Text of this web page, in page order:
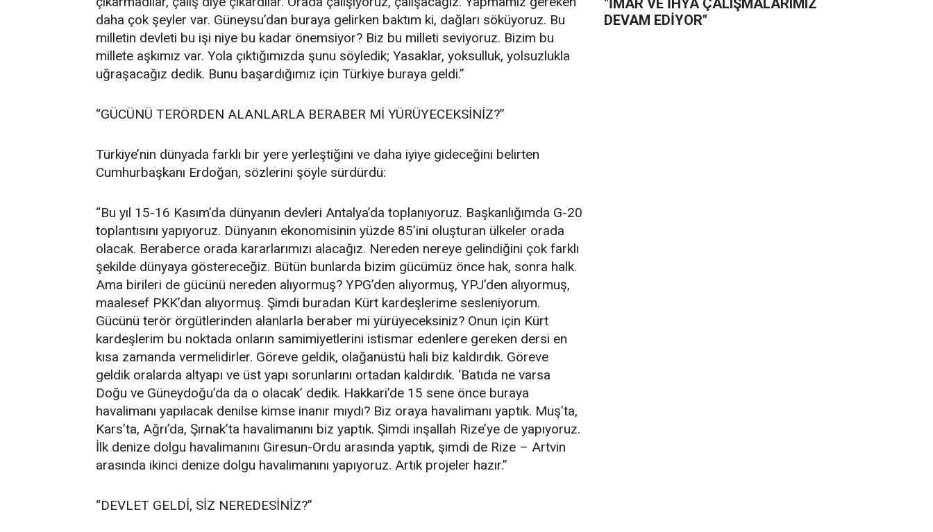
daha çok şeyler var. Güneysu’dan buraya gelirken baktım ki, dağları söküyoruz. Bu
milletin devleti bu işi niye bu kadar önemsiyor? Biz bu milleti seviyoruz. Bizim bu
millete aşkımız var. Yola çıktığımızda şunu söyledik; Yasaklar, yoksulluk, yolsuzlukla
uğraşacağız dedik. Bunu başardığımız için Türkiye buraya geldi.”
“GÜCÜNÜ TERÖRDEN ALANLARLA BERABER Mİ YÜRÜYECEKSİNİZ?”
Türkiye’nin dünyada farklı bir yere yerleştiğini ve daha iyiye gideceğini belirten
Cumhurbaşkanı Erdoğan, sözlerini şöyle sürdürdü:
“Bu yıl 15-16 Kasım’da dünyanın devleri Antalya’da toplanıyoruz. Başkanlığımda G-20
toplantısını yapıyoruz. Dünyanın ekonomisinin yüzde 85’ini oluşturan ülkeler orada
olacak. Beraberce orada kararlarımızı alacağız. Nereden nereye gelindiğini çok farklı
şekilde dünyaya göstereceğiz. Bütün bunlarda bizim gücümüz önce hak, sonra halk.
Ama birileri de gücünü nereden alıyormuş? YPG’den alıyormuş, YPJ’den alıyormuş,
maalesef PKK’dan alıyormuş. Şimdi buradan Kürt kardeşlerime sesleniyorum.
Gücünü terör örgütlerinden alanlarla beraber mi yürüyeceksiniz? Onun için Kürt
kardeşlerim bu noktada onların samimiyetlerini istismar edenlere gereken dersi en
kısa zamanda vermelidirler. Göreve geldik, olağanüstü hali biz kaldırdık. Göreve
geldik oralarda altyapı ve üst yapı sorunlarını ortadan kaldırdık. ‘Batıda ne varsa
Doğu ve Güneydoğu’da da o olacak’ dedik. Hakkari’de 15 sene önce buraya
havalimanı yapılacak denilse kimse inanır mıydı? Biz oraya havalimanı yaptık. Muş’ta,
Kars’ta, Ağrı’da, Şırnak’ta havalimanını biz yaptık. Şimdi inşallah Rize’ye de yapıyoruz.
İlk denize dolgu havalimanını Giresun-Ordu arasında yaptık, şimdi de Rize – Artvin
arasında ikinci denize dolgu havalimanını yapıyoruz. Artık projeler hazır.”
“DEVLET GELDİ, SİZ NEREDESİNİZ?”
"İMAR VE İHYA ÇALIŞMALARIMIZ
DEVAM EDİYOR"